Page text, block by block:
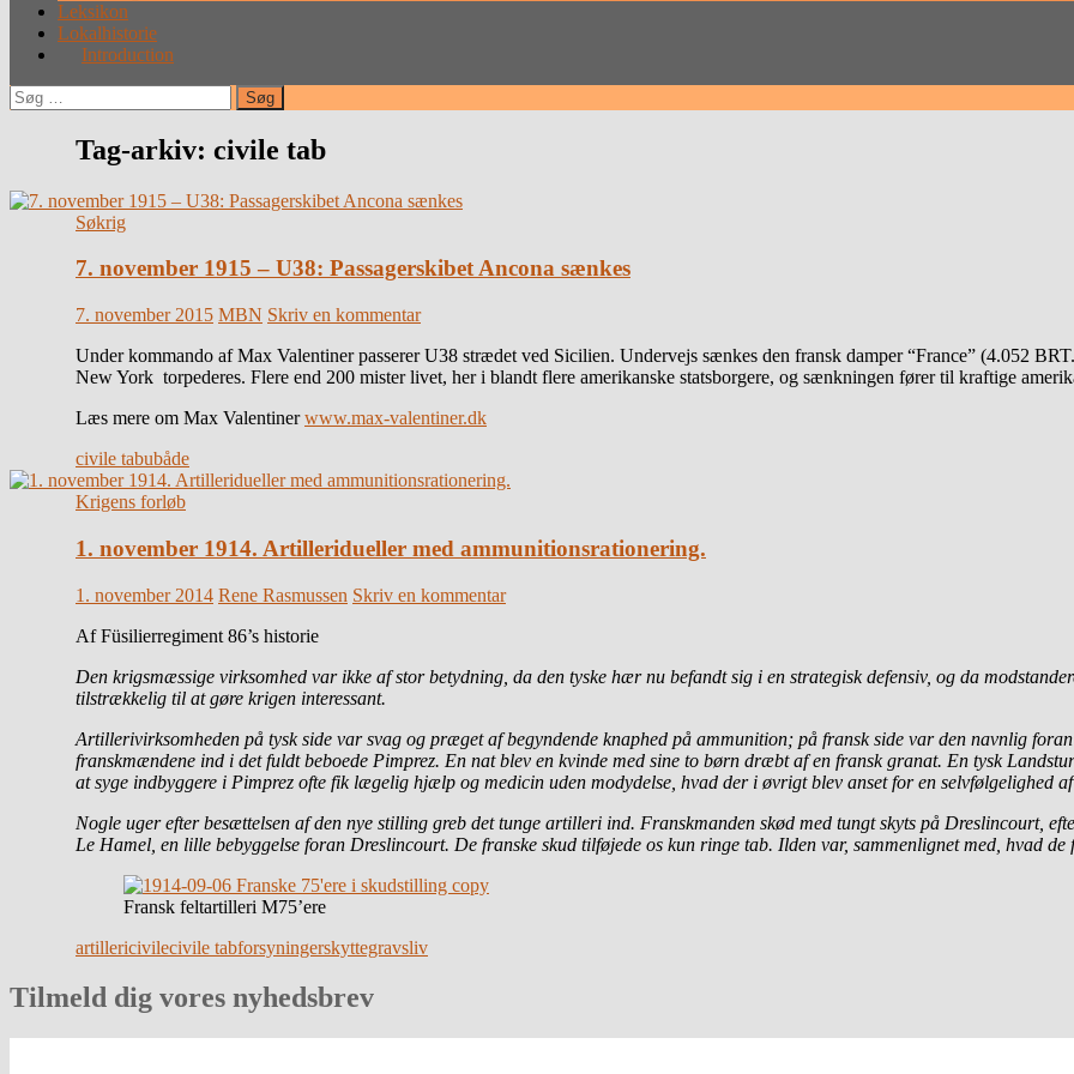
Leksikon
Lokalhistorie
Introduction
Søg
efter:
Tag-arkiv: civile tab
Søkrig
7. november 1915 – U38: Passagerskibet Ancona sænkes
7. november 2015 MBN Skriv en kommentar
Under kommando af Max Valentiner passerer U38 strædet ved Sicilien. Undervejs sænkes den fransk damper “France” (4.052
New York torpederes. Flere end 200 mister livet, her i blandt flere amerikanske statsborgere, og sænkningen fører til kraftige
Læs mere om Max Valentinerwww.max-valentiner.dk
civile tabubåde
Krigens forløb
1. november 1914. Artilleridueller med ammunitionsrationering.
1. november 2014 Rene Rasmussen Skriv en kommentar
Af Füsilierregiment 86’s historie
Den krigsmæssige virksomhed var ikke af stor betydning, da den tyske hær nu befandt sig i en strategisk defensiv, og da
tilstrækkelig til at gøre krigen interessant.
Artillerivirksomheden på tysk side var svag og præget af begyndende knaphed på ammunition; på fransk side var den navnlig
franskmændene ind i det fuldt beboede Pimprez. En nat blev en kvinde med sine to børn dræbt af en fransk granat. En tysk
at syge indbyggere i Pimprez ofte fik lægelig hjælp og medicin uden modydelse, hvad der i øvrigt blev anset for en selvfølgelighed
Nogle uger efter besættelsen af den nye stilling greb det tunge artilleri ind. Franskmanden skød med tungt skyts på Dreslincourt,
Le Hamel, en lille bebyggelse foran Dreslincourt. De franske skud tilføjede os kun ringe tab. Ilden var, sammenlignet med, hvad
Fransk feltartilleri M75’ere
artillericivilecivile tabforsyningerskyttegravsliv
Tilmeld dig vores nyhedsbrev